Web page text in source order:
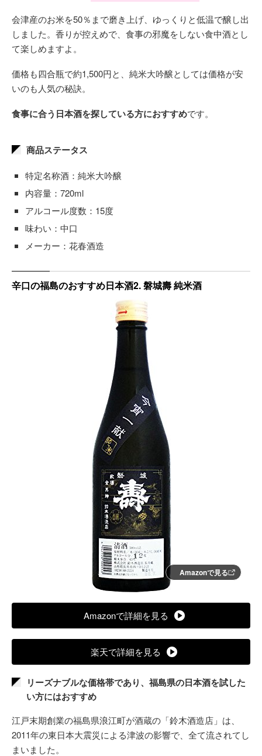
会津産のお米を50％まで磨き上げ、ゆっくりと低温で醸し出
しました。香りが控えめで、食事の邪魔をしない食中酒とし
て楽しめますよ。
価格も四合瓶で約1,500円と、純米大吟醸としては価格が安
いのも人気の秘訣。
食事に合う日本酒を探している方におすすめです。
商品ステータス
特定名称酒：純米大吟醸
内容量：720ml
アルコール度数：15度
味わい：中口
メーカー：花春酒造
辛口の福島のおすすめ日本酒2. 磐城壽 純米酒
Amazonで見る
Amazonで詳細を見る
楽天で詳細を見る
リーズナブルな価格帯であり、福島県の日本酒を試した
い方にはおすすめ
江戸末期創業の福島県浪江町が酒蔵の「鈴木酒造店」は、
2011年の東日本大震災による津波の影響で、全て流されてし
まいました。